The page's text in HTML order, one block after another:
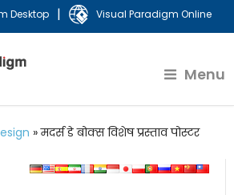
Desktop | Visual Paradigm Online
Menu
»मदर्स डे बोक्स विशेष प्रस्ताव पोस्टर